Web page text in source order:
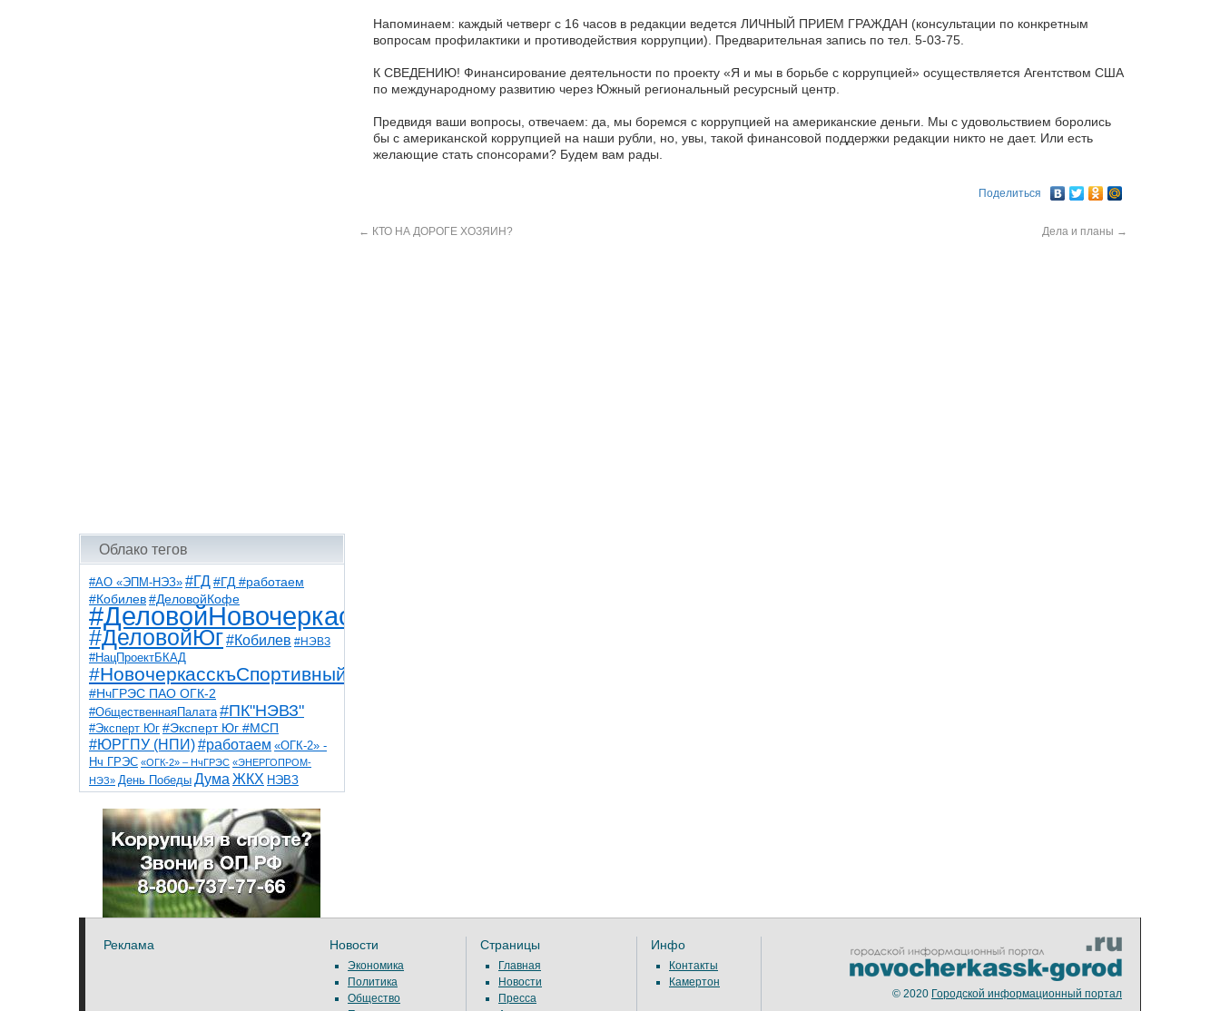
Облако тегов
#АО «ЭПМ-НЭЗ» #ГД #ГД #работаем
#Кобилев #ДеловойКофе
#ДеловойНовочеркасск
#ДеловойЮг#Кобилев #НЭВЗ
#НацПроектБКАД
#НовочеркасскъСпортивный
#НчГРЭС ПАО ОГК-2
#ОбщественнаяПалата #ПК"НЭВЗ"
#Эксперт Юг #Эксперт Юг #МСП
#ЮРГПУ (НПИ)#работаем «ОГК-2» -
Нч ГРЭС «ОГК-2» – НчГРЭС «ЭНЕРГОПРОМ-
НЭЗ» День Победы Дума ЖКХ НЭВЗ
НчГРЭС ТНТ
благоустройствоветераны выборы
детидороги казаки коррупция космос
общественная палата парк пожар роща
спорт театр транспорт художники
Напоминаем: каждый четверг с 16 часов в редакции ведется ЛИЧНЫЙ ПРИЕМ ГРАЖДАН (консультации по конкретным
вопросам профилактики и противодействия коррупции). Предварительная запись по тел. 5-03-75.
К СВЕДЕНИЮ! Финансирование деятельности по проекту «Я и мы в борьбе с коррупцией» осуществляется Агентством США
по международному развитию через Южный региональный ресурсный центр.
Предвидя ваши вопросы, отвечаем: да, мы боремся с коррупцией на американские деньги. Мы с удовольствием боролись
бы с американской коррупцией на наши рубли, но, увы, такой финансовой поддержки редакции никто не дает. Или есть
желающие стать спонсорами? Будем вам рады.
Поделиться
← КТО НА ДОРОГЕ ХОЗЯИН? Дела и планы →
Реклама Новости
Экономика
Политика
Общество
Страницы
Главная
Новости
Пресса
Инфо
Контакты
Камертон
© 2020 Городской информационный портал